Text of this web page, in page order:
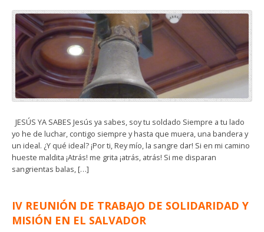
JESÚS YA SABES Jesús ya sabes, soy tu soldado Siempre a tu lado
yo he de luchar, contigo siempre y hasta que muera, una bandera y
un ideal. ¿Y qué ideal? ¡Por ti, Rey mío, la sangre dar! Si en mi camino
hueste maldita ¡Atrás! me grita ¡atrás, atrás! Si me disparan
sangrientas balas, […]
IV REUNIÓN DE TRABAJO DE SOLIDARIDAD Y
MISIÓN EN EL SALVADOR